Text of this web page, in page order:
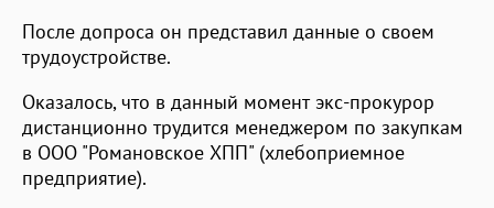
После допроса он представил данные о своем
трудоустройстве.
Оказалось, что в данный момент экс-прокурор
дистанционно трудится менеджером по закупкам
в ООО "Романовское ХПП" (хлебоприемное
предприятие).